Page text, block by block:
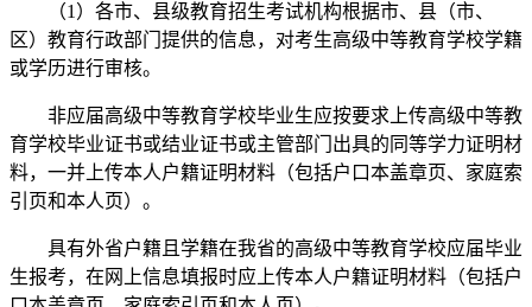
（1）各市、县级教育招生考试机构根据市、县（市、
区）教育行政部门提供的信息，对考生高级中等教育学校学籍
或学历进行审核。
非应届高级中等教育学校毕业生应按要求上传高级中等教
育学校毕业证书或结业证书或主管部门出具的同等学力证明材
料，一并上传本人户籍证明材料（包括户口本盖章页、家庭索
引页和本人页）。
具有外省户籍且学籍在我省的高级中等教育学校应届毕业
生报考，在网上信息填报时应上传本人户籍证明材料（包括户